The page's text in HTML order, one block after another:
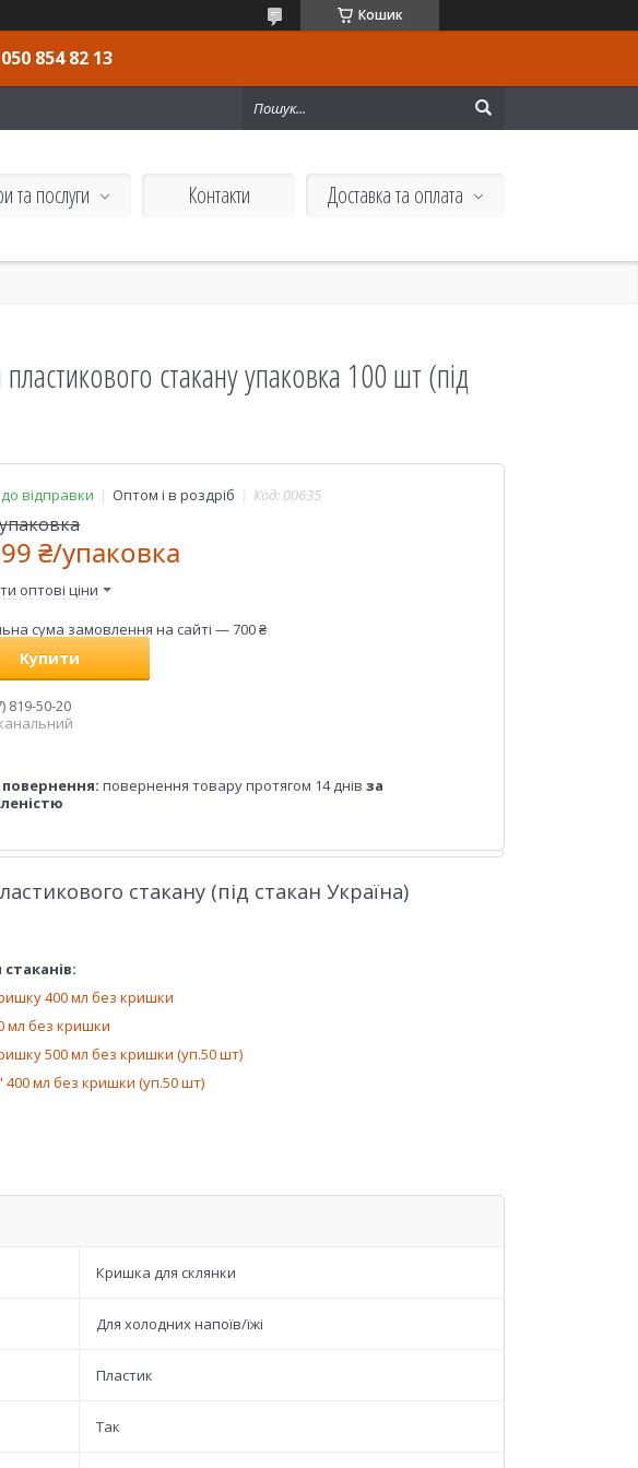
Кошик
854 82 13
та послуги Контакти Доставка та оплата
стакану упаковка 100 шт (під
відправки Оптом і в роздріб Код: 00635
₴/упаковка
оптові ціни
сума замовлення на сайті — 700 ₴
Купити
819-50-20
повернення товару протягом 14 днів за
стакану (під стакан Україна)
400 мл без кришки
мл без кришки
500 мл без кришки (уп.50 шт)
400 мл без кришки (уп.50 шт)
Кришка для склянки
Для холодних напоїв/їжі
Пластик
Так